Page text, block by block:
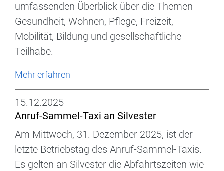
umfassenden Überblick über die Themen
Gesundheit, Wohnen, Pflege, Freizeit,
Mobilität, Bildung und gesellschaftliche
Teilhabe.
Mehr erfahren
15.12.2025
Anruf-Sammel-Taxi an Silvester
Am Mittwoch, 31. Dezember 2025, ist der
letzte Betriebstag des Anruf-Sammel-Taxis.
Es gelten an Silvester die Abfahrtszeiten wie